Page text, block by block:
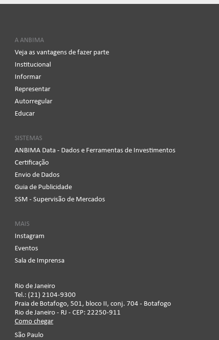
A ANBIMA
Veja as vantagens de fazer parte
Institucional
Informar
Representar
Autorregular
Educar
SISTEMAS
ANBIMA Data - Dados e Ferramentas de Investimentos
Certificação
Envio de Dados
Guia de Publicidade
SSM - Supervisão de Mercados
MAIS
Instagram
Eventos
Sala de Imprensa
Rio de Janeiro
Tel.: (21) 2104-9300
Praia de Botafogo, 501, bloco II, conj. 704 - Botafogo
Rio de Janeiro - RJ - CEP: 22250-911
Como chegar
São Paulo